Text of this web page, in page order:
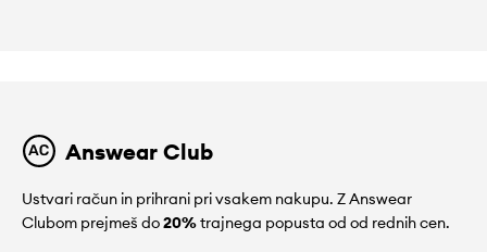
Answear Club
Ustvari račun in prihrani pri vsakem nakupu. Z Answear
Clubom prejmeš do20%trajnega popusta od od rednih cen.